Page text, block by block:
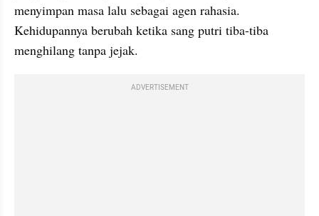
menyimpan masa lalu sebagai agen rahasia.
Kehidupannya berubah ketika sang putri tiba-tiba
menghilang tanpa jejak.
ADVERTISEMENT